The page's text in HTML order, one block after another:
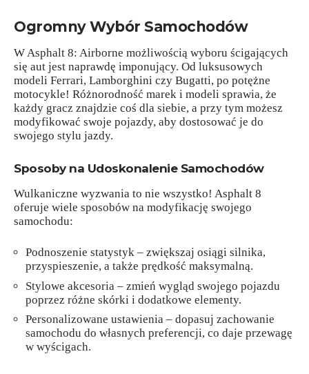
Ogromny Wybór Samochodów
W Asphalt 8: Airborne możliwością wyboru ścigających
się aut jest naprawdę imponujący. Od luksusowych
modeli Ferrari, Lamborghini czy Bugatti, po potężne
motocykle! Różnorodność marek i modeli sprawia, że
każdy gracz znajdzie coś dla siebie, a przy tym możesz
modyfikować swoje pojazdy, aby dostosować je do
swojego stylu jazdy.
Sposoby na Udoskonalenie Samochodów
Wulkaniczne wyzwania to nie wszystko! Asphalt 8
oferuje wiele sposobów na modyfikację swojego
samochodu:
Podnoszenie statystyk – zwiększaj osiągi silnika,
przyspieszenie, a także prędkość maksymalną.
Stylowe akcesoria – zmień wygląd swojego pojazdu
poprzez różne skórki i dodatkowe elementy.
Personalizowane ustawienia – dopasuj zachowanie
samochodu do własnych preferencji, co daje przewagę
w wyścigach.